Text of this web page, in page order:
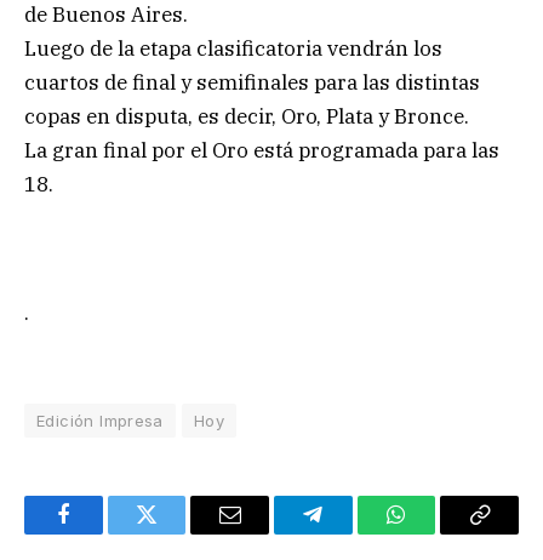
de Buenos Aires.
Luego de la etapa clasificatoria vendrán los
cuartos de final y semifinales para las distintas
copas en disputa, es decir, Oro, Plata y Bronce.
La gran final por el Oro está programada para las
18.
.
Edición Impresa Hoy
FacebookTwitter Email TelegramWhatsAppCopy